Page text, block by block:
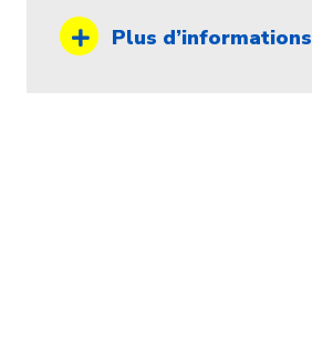
Plus d’informations